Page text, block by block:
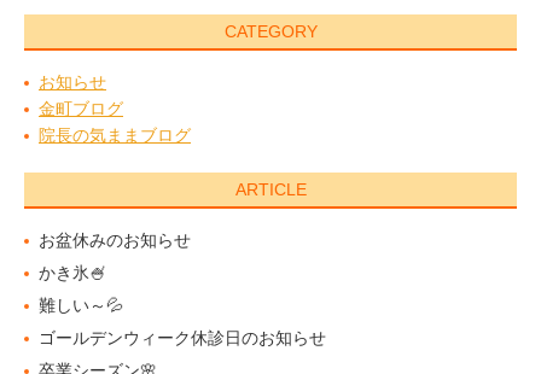
CATEGORY
お知らせ
金町ブログ
院長の気ままブログ
ARTICLE
お盆休みのお知らせ
かき氷🍧
難しい～💦
ゴールデンウィーク休診日のお知らせ